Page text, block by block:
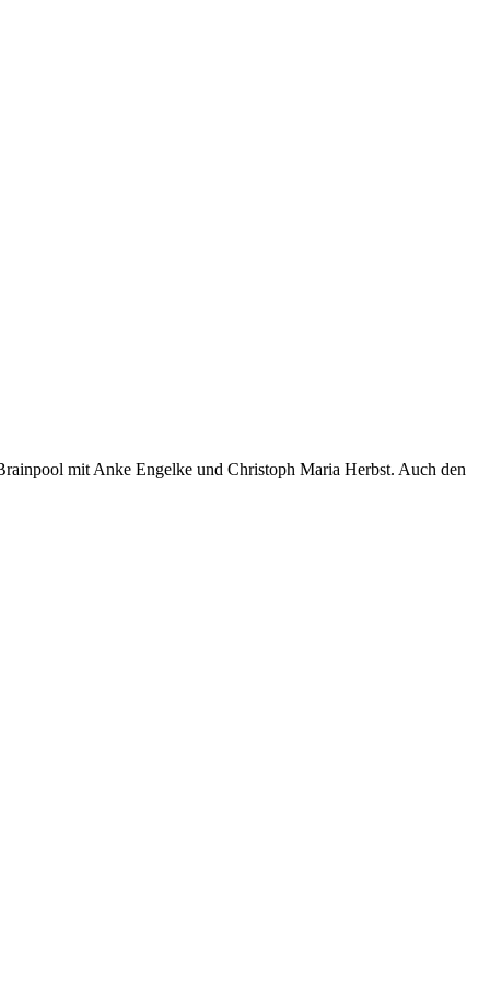
mit Anke Engelke und Christoph Maria Herbst. Auch den